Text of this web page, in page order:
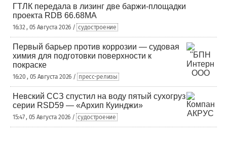
ГТЛК передала в лизинг две баржи-площадки
проекта RDB 66.68МА
16:32 , 05 Августа 2026 / судостроение
Первый барьер против коррозии — судовая
химия для подготовки поверхности к
покраске
16:20 , 05 Августа 2026 / пресс-релизы
Невский ССЗ спустил на воду пятый сухогруз
серии RSD59 — «Архип Куинджи»
15:47 , 05 Августа 2026 / судостроение